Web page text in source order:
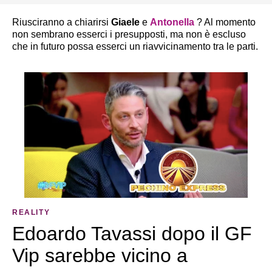
Riusciranno a chiarirsi Giaele e Antonella ? Al momento
non sembrano esserci i presupposti, ma non è escluso
che in futuro possa esserci un riavvicinamento tra le parti.
REALITY
Edoardo Tavassi dopo il GF
Vip sarebbe vicino a